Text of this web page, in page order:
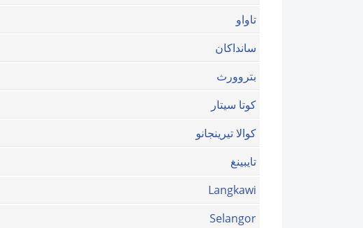
تاواو
سانداكان
بتروورث
كوتا سيتار
كوالا تيرينجانو
تايبينغ
Langkawi
Selangor